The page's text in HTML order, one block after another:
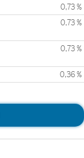
0,73 %
0,73 %
0,73 %
0,36 %